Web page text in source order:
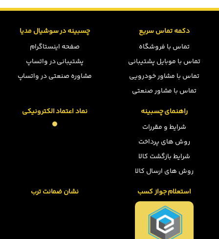
دکمه تماس سریع
تماس با فروشگاه
تماس با موبایل پشتیبانی
تماس با مشاور خودرویی
تماس با مشاور صنعتی
چسبینه در سوشیال مدیا
صفحه اینستاگرام
پشتیبانی در واتساپ
مشاوره صنعتی در واتساپ
راهنمای چسبینه
شرایط و مقررات
روش های پرداخت
شرایط بازگشت کالا
روش های ارسال کالا
نماد اعتماد الکترونیکی
استعلام جواز کسب نشان ضمانت ترب